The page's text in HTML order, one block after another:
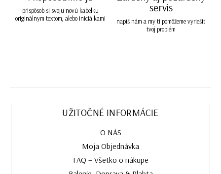
prispôsob si svoju novú kabelku
originálnym textom, alebo iniciálkami
servis
napíš nám a my ti pomôžeme vyriešiť
tvoj problém
UŽITOČNÉ INFORMÁCIE
O NÁS
Moja Objednávka
FAQ – Všetko o nákupe